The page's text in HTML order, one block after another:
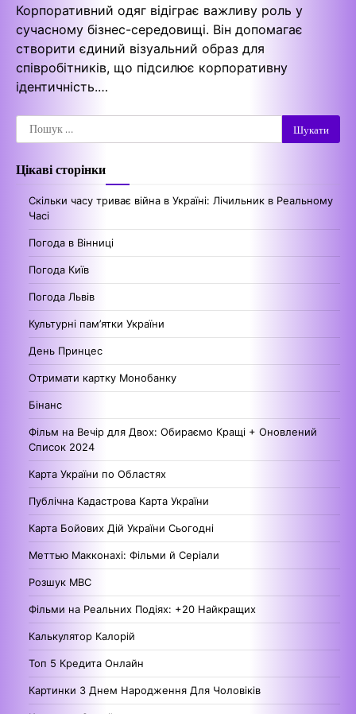
Корпоративний одяг відіграє важливу роль у
сучасному бізнес-середовищі. Він допомагає
створити єдиний візуальний образ для
співробітників, що підсилює корпоративну
ідентичність.…
Пошук:
Цікаві сторінки
Скільки часу триває війна в Україні: Лічильник в Реальному
Часі
Погода в Вінниці
Погода Київ
Погода Львів
Культурні пам’ятки України
День Принцес
Отримати картку Монобанку
Бінанс
Фільм на Вечір для Двох: Обираємо Кращі + Оновлений
Список 2024
Карта України по Областях
Публічна Кадастрова Карта України
Карта Бойових Дій України Сьогодні
Меттью Макконахі: Фільми й Серіали
Розшук МВС
Фільми на Реальних Подіях: +20 Найкращих
Калькулятор Калорій
Топ 5 Кредита Онлайн
Картинки З Днем Народження Для Чоловіків